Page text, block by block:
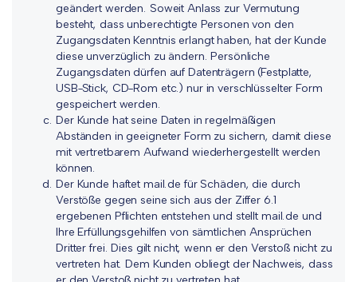
geändert werden. Soweit Anlass zur Vermutung
besteht, dass unberechtigte Personen von den
Zugangsdaten Kenntnis erlangt haben, hat der Kunde
diese unverzüglich zu ändern. Persönliche
Zugangsdaten dürfen auf Datenträgern (Festplatte,
USB-Stick, CD-Rom etc.) nur in verschlüsselter Form
gespeichert werden.
Der Kunde hat seine Daten in regelmäßigen
Abständen in geeigneter Form zu sichern, damit diese
mit vertretbarem Aufwand wiederhergestellt werden
können.
Der Kunde haftet mail.de für Schäden, die durch
Verstöße gegen seine sich aus der Ziffer 6.1
ergebenen Pflichten entstehen und stellt mail.de und
Ihre Erfüllungsgehilfen von sämtlichen Ansprüchen
Dritter frei. Dies gilt nicht, wenn er den Verstoß nicht zu
vertreten hat. Dem Kunden obliegt der Nachweis, dass